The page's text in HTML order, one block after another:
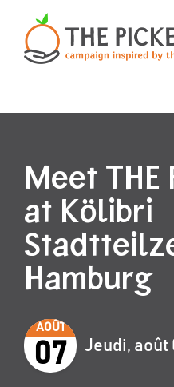
Meet THE
at Kölibri
Hamburg
AOÛT
07 Jeudi, août